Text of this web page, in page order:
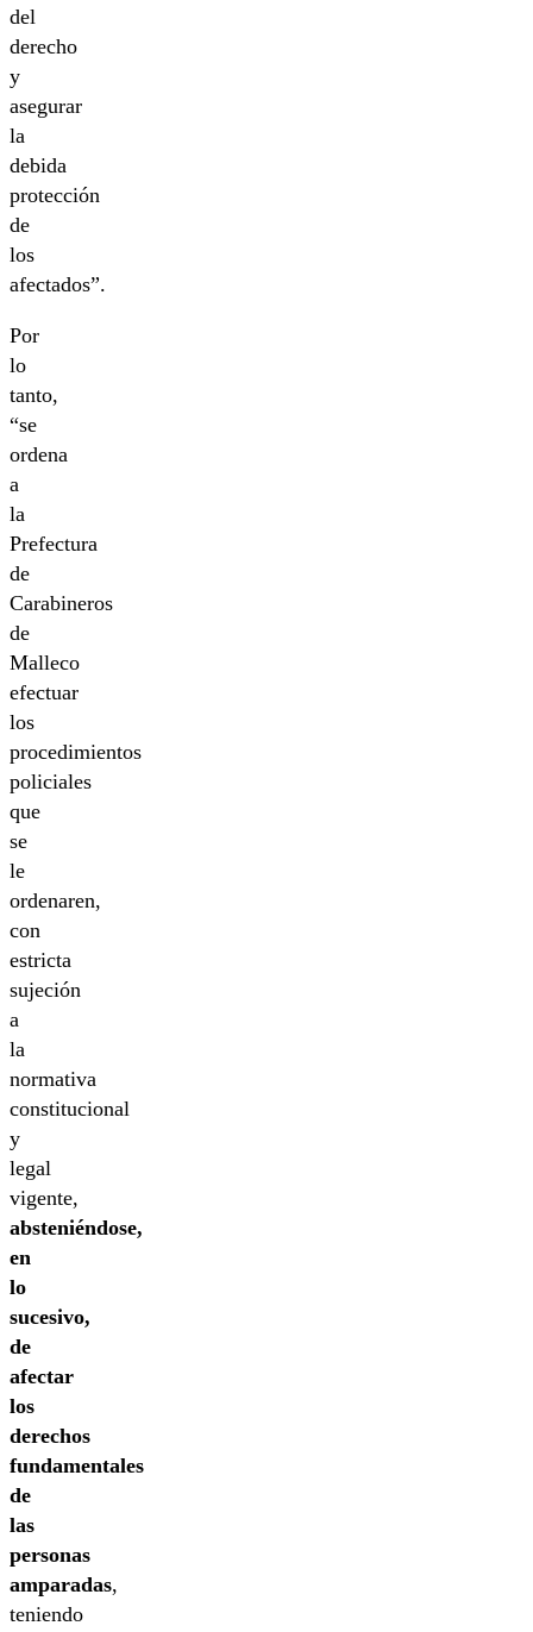
del
derecho
y
asegurar
la
debida
protección
de
los
afectados”.
Por
lo
tanto,
“se
ordena
a
la
Prefectura
de
Carabineros
de
Malleco
efectuar
los
procedimientos
policiales
que
se
le
ordenaren,
con
estricta
sujeción
a
la
normativa
constitucional
y
legal
vigente,
absteniéndose,
en
lo
sucesivo,
de
afectar
los
derechos
fundamentales
de
las
personas
amparadas,
teniendo